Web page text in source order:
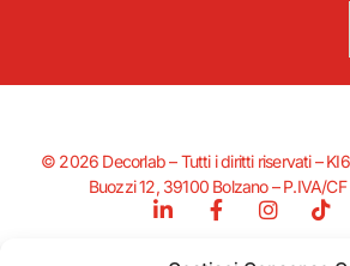
© 2026 Decorlab – Tutti i diritti riservati –
Buozzi 12, 39100 Bolzano – P.IVA/
L
F
a
I
T